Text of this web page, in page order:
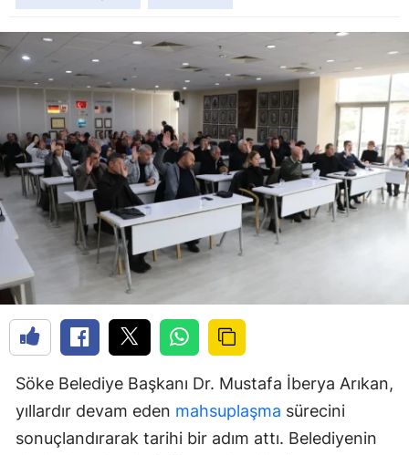
Söke Belediye Başkanı Dr. Mustafa İberya Arıkan,
yıllardır devam eden mahsuplaşma sürecini
sonuçlandırarak tarihi bir adım attı. Belediyenin